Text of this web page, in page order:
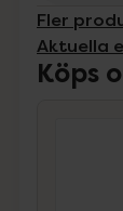
Fler
Aktuella
Köps